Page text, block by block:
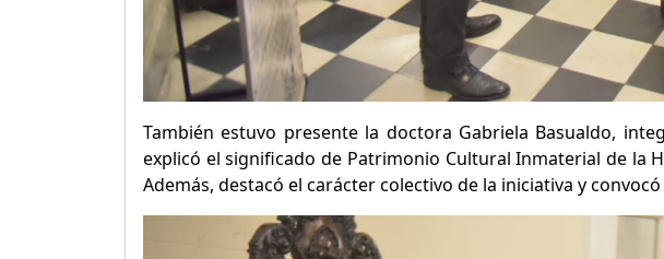
También estuvo presente la doctora Gabriela Basualdo,
explicó el significado de Patrimonio Cultural Inmaterial de la
Además, destacó el carácter colectivo de la iniciativa y